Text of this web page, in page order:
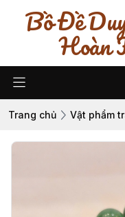
Bồ Đề
Hoàn
Trang chủ Vật phẩm